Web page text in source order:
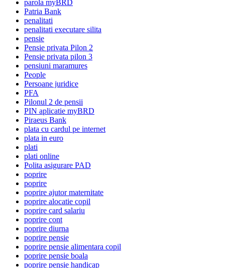
parola myBRD
Patria Bank
penalitati
penalitati executare silita
pensie
Pensie privata Pilon 2
Pensie privata pilon 3
pensiuni maramures
People
Persoane juridice
PFA
Pilonul 2 de pensii
PIN aplicatie myBRD
Piraeus Bank
plata cu cardul pe internet
plata in euro
plati
plati online
Polita asigurare PAD
poprire
poprire
poprire ajutor maternitate
poprire alocatie copil
poprire card salariu
poprire cont
poprire diurna
poprire pensie
poprire pensie alimentara copil
poprire pensie boala
poprire pensie handicap